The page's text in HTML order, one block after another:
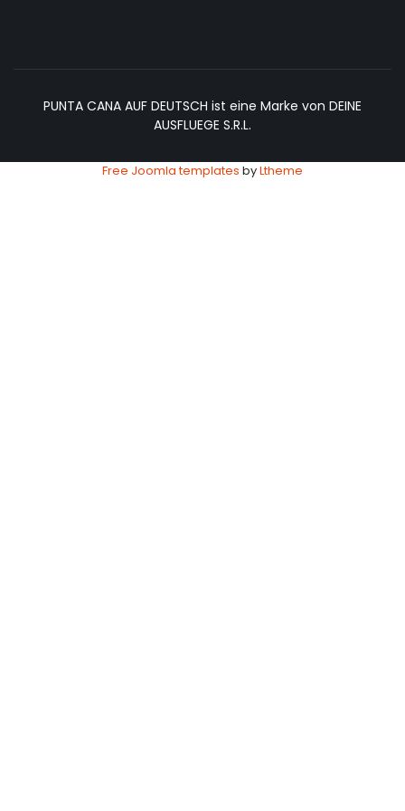
PUNTA CANA AUF DEUTSCH ist eine Marke von DEINE
AUSFLUEGE S.R.L.
Free Joomla templates byLtheme